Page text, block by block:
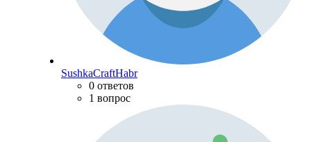
SushkaCraftHabr
0 ответов
1 вопрос